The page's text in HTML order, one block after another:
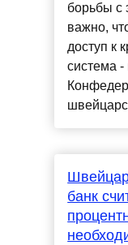
борьбы с
важно,
доступ к
система -
банк